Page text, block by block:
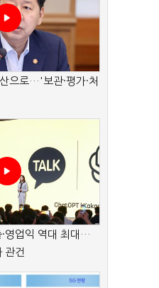
으로…'보관·평가·처
영업익 역대 최대…
관건